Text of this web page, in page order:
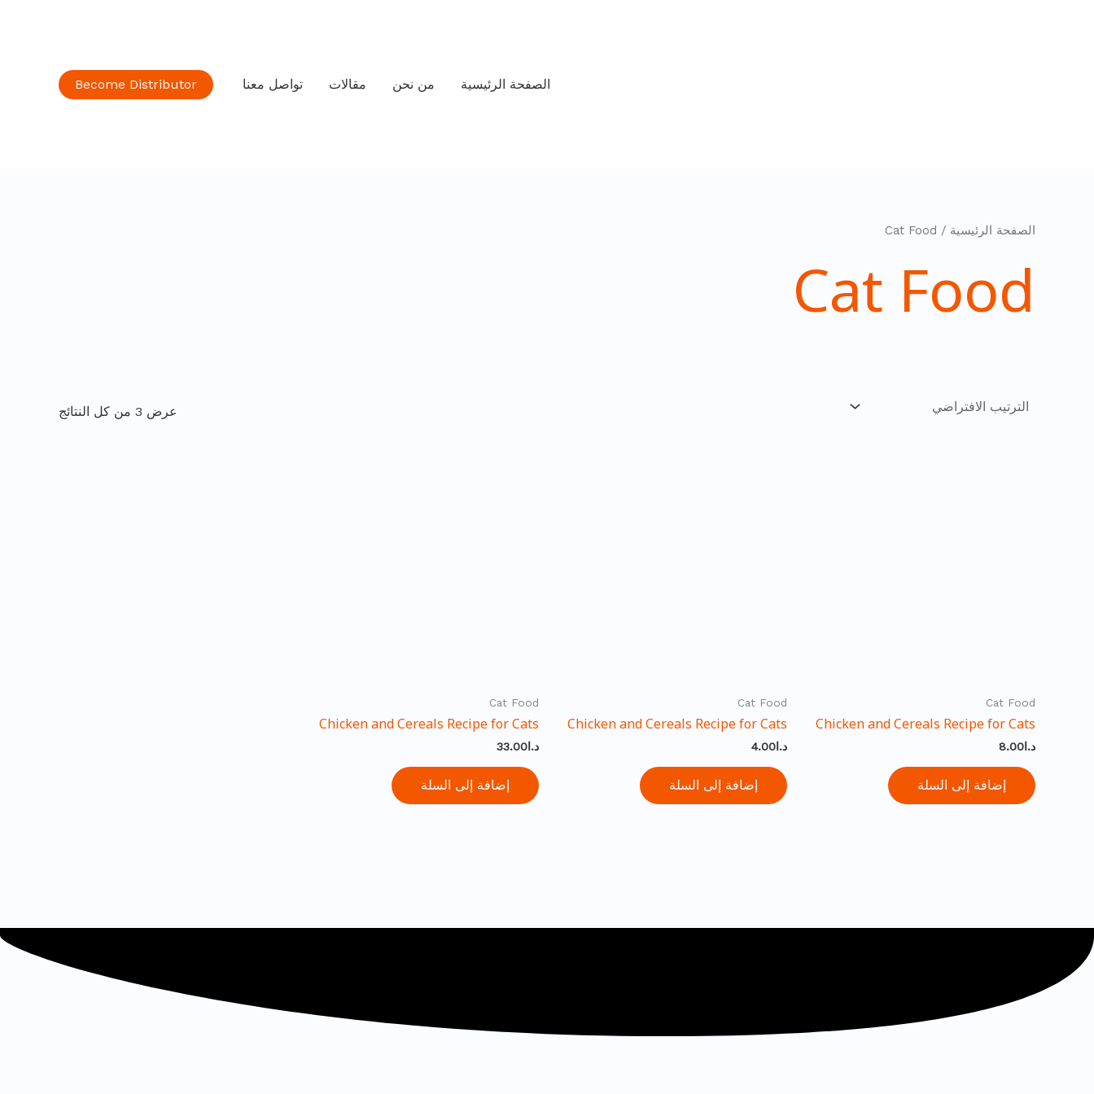
الصفحة الرئيسية من نحن مقالات تواصل معنا Become Distributor
الصفحة الرئيسية / Cat Food
Cat Food
عرض ⁦3⁩ من كل النتائج
Cat Food
Chicken and Cereals Recipe for Cats
د.ا 8.00
إضافة إلى السلة
Cat Food
Chicken and Cereals Recipe for Cats
د.ا 4.00
إضافة إلى السلة
Cat Food
Chicken and Cereals Recipe for Cats
د.ا 33.00
إضافة إلى السلة